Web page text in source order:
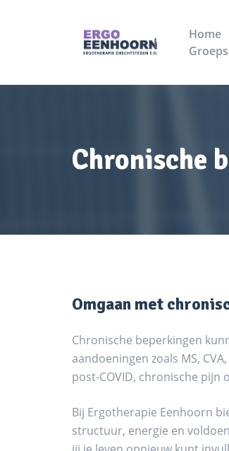
Home
Chronische
Omgaan met
Chronische beperkingen
aandoeningen zoals MS,
post-COVID, chronische pijn
Bij Ergotherapie Eenhoorn
structuur, energie en